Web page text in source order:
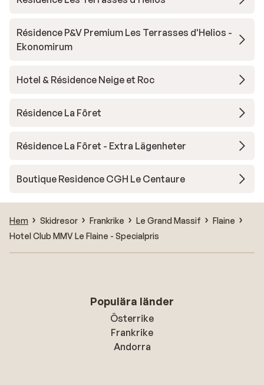
Résidence P&V Premium Les Terrasses d'Helios -
Ekonomirum
Hotel & Résidence Neige et Roc
Résidence La Fôret
Résidence La Fôret - Extra Lägenheter
Boutique Residence CGH Le Centaure
Hem Skidresor Frankrike Le Grand Massif
Flaine
Hotel Club MMV Le Flaine - Specialpris
Populära länder
Österrike
Frankrike
Andorra